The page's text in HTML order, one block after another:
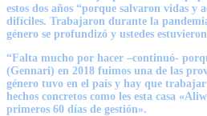
estos dos años “porque salvaron vidas y
difíciles. Trabajaron durante la
género se profundizó y ustedes
“Falta mucho por hacer –continuó-
(Gennari) en 2018 fuimos una de las
género tuvo en el país y hay que
hechos concretos como les esta casa
primeros 60 días de gestión».